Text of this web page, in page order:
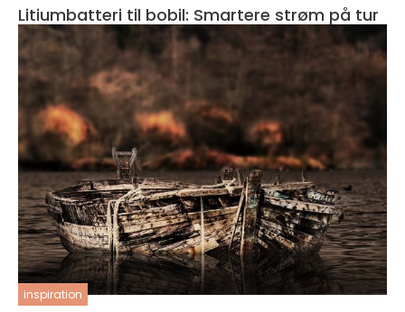
Litiumbatteri til bobil: Smartere strøm på tur
inspiration